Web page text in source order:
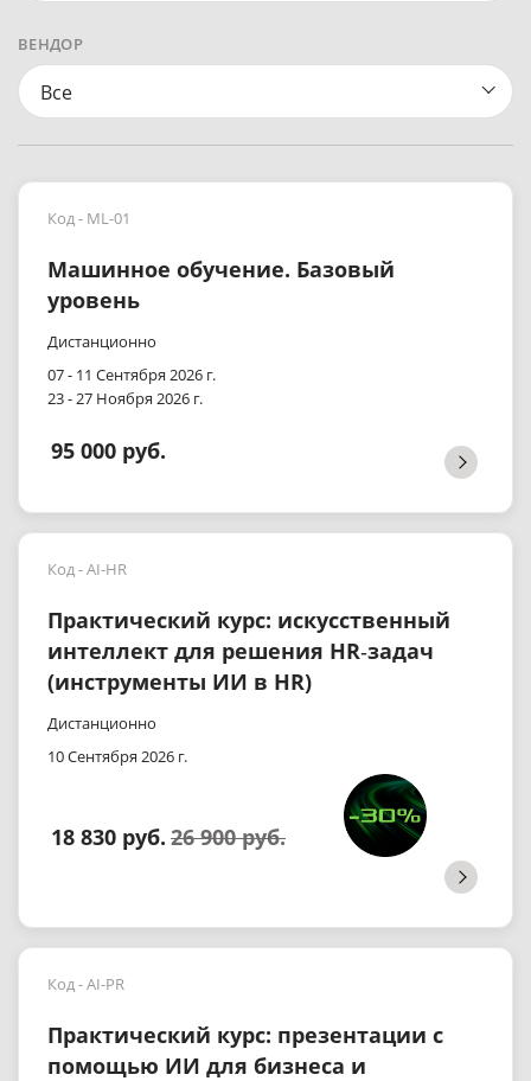
ВЕНДОР
Все
Код - ML-01
Машинное обучение. Базовый
уровень
Дистанционно
07 - 11 Сентября 2026 г.
23 - 27 Ноября 2026 г.
95 000 руб.
Код - AI-HR
Практический курс: искусственный
интеллект для решения HR‑задач
(инструменты ИИ в HR)
Дистанционно
10 Сентября 2026 г.
18 830 руб. 26 900 руб.
Код - AI-PR
Практический курс: презентации с
помощью ИИ для бизнеса и